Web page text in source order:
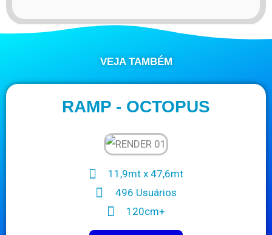
VEJA TAMBÉM
RAMP - OCTOPUS
11,9mt x 47,6mt
496 Usuários
120cm+